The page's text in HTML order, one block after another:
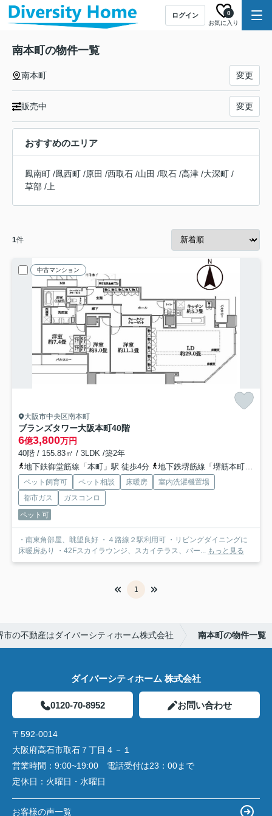
ログイン
お気に入り
0
南本町の物件一覧
南本町 変更
販売中 変更
おすすめのエリア
鳳南町 /鳳西町 /原田 /西取石 /山田 /取石 /高津 /大深町 /
草部 / 上
1件
中古マンション
大阪市中央区南本町
ブランズタワー大阪本町40階
6億3,800万円
40階 / 155.83㎡ / 3LDK /築2年
地下鉄御堂筋線「本町」駅 徒歩4分
地下鉄堺筋線「堺筋本町」駅 徒歩3分
ペット飼育可 ペット相談 床暖房
室内洗濯機置場
都市ガス
ガスコンロ
ペット可
・南東角部屋、眺望良好 ・４路線２駅利用可 ・リビングダイニングに
床暖房あり ・42Fスカイラウンジ、スカイテラス、バー... もっと見る
1
市の不動産はダイバーシティホーム株式会社 南本町の物件一覧
ダイバーシティホーム 株式会社
0120-70-8952 お問い合わせ
〒592-0014
大阪府高石市取石７丁目４－１
営業時間： 9:00~19:00 電話受付は23：00まで
定休日： 火曜日・水曜日
お客様の声一覧